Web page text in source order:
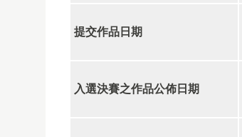
提交作品日期
入選決賽之作品公佈日期